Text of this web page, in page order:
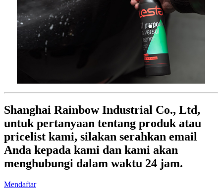
Shanghai Rainbow Industrial Co., Ltd,
untuk pertanyaan tentang produk atau
pricelist kami, silakan serahkan email
Anda kepada kami dan kami akan
menghubungi dalam waktu 24 jam.
Mendaftar